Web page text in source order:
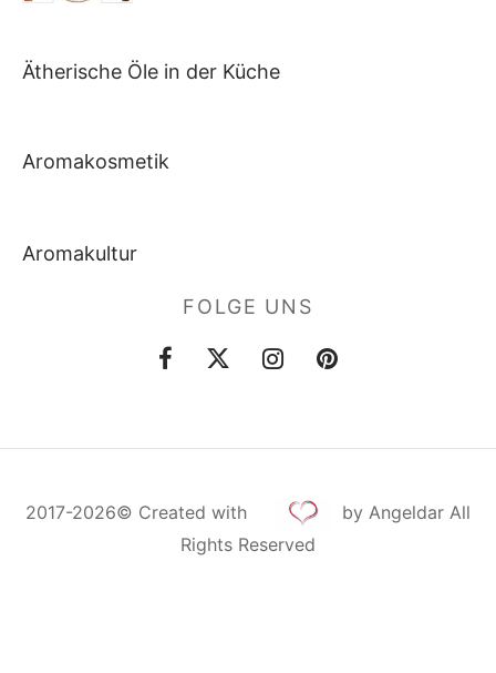
Ätherische Öle in der Küche
Aromakosmetik
Aromakultur
FOLGE UNS
2017-2026© Created with
by Angeldar All
Rights Reserved